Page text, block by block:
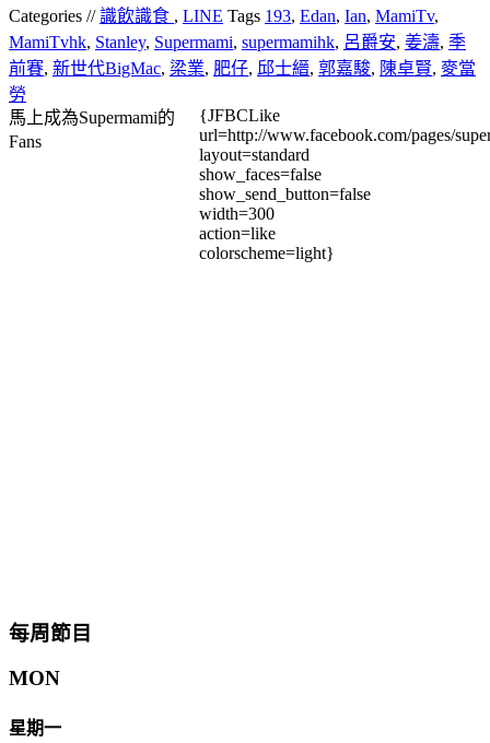
Categories //識飲識食 , LINE Tags 193, Edan, Ian, MamiTv,
MamiTvhk, Stanley, Supermami, supermamihk, 呂爵安, 姜濤, 季
前賽, 新世代BigMac, 梁業, 肥仔, 邱士縉, 郭嘉駿, 陳卓賢, 麥當
勞
馬上成為Supermami的
Fans
{JFBCLike
url=http://www.facebook.com/pages/
layout=standard
show_faces=false
show_send_button=false
width=300
action=like
colorscheme=light}
每周節目
MON
星期一